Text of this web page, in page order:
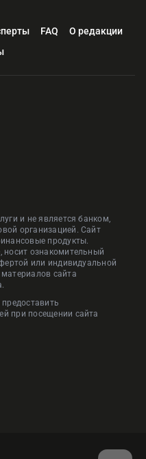
FAQ
О редакции
и не является банком,
организацией. Сайт
продукты.
ознакомительный
или индивидуальной
сайта
при посещении сайта